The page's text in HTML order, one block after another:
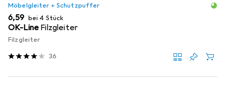
Möbelgleiter + Schutzpuffer
EUR
6,59 bei 4 Stück
OK-Line Filzgleiter
Filzgleiter
36